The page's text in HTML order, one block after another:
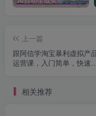
上一篇
跟阿信学淘宝暴利虚拟产
运营课，入门简单，快速
相关推荐